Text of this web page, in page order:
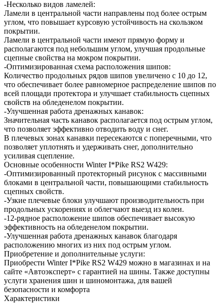
-Несколько видов ламелей:
Ламели в центральной части направлены под более острым
углом, что повышает курсовую устойчивость на скользком
покрытии.
Ламели в центральной части имеют прямую форму и
располагаются под небольшим углом, улучшая продольные
сцепные свойства на мокром покрытии.
-Оптимизированная схема расположения шипов:
Количество продольных рядов шипов увеличено с 10 до 12,
что обеспечивает более равномерное распределение шипов по
всей площади протектора и улучшает стабильность сцепных
свойств на обледенелом покрытии.
-Улучшенная работа дренажных канавок:
Значительная часть канавок располагается под острым углом,
что позволяет эффективно отводить воду и снег.
В плечевых зонах канавки пересекаются с поперечными, что
позволяет уплотнять и удерживать снег, дополнительно
усиливая сцепление.
Основные особенности Winter I*Pike RS2 W429:
-Оптимизированный протекторный рисунок с массивными
блоками в центральной части, повышающими стабильность
сцепных свойств.
-Узкие плечевые блоки улучшают производительность при
продольных ускорениях и облегчают выезд из колеи.
-12-рядное расположение шипов обеспечивает высокую
эффективность на обледенелом покрытии.
-Улучшенная работа дренажных канавок благодаря
расположению многих из них под острым углом.
Приобретение и дополнительные услуги:
Приобрести Winter I*Pike RS2 W429 можно в магазинах и на
сайте «Автоэксперт» с гарантией на шины. Также доступны
услуги хранения шин и шиномонтажа, для вашей
безопасности и комфорта
Характеристики